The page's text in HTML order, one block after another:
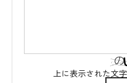
上に表示された文